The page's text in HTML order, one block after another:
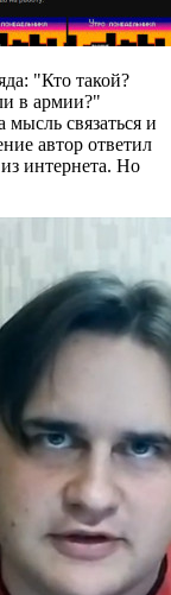
"Кто такой?
в армии?"
связаться и
автор ответил
интернета. Но